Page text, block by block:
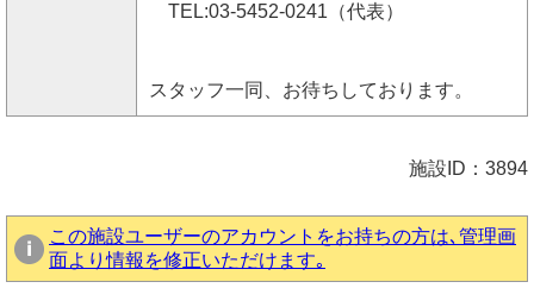
TEL:03-5452-0241（代表）
スタッフ一同、お待ちしております。
施設ID：3894
この施設ユーザーのアカウントをお持ちの方は､管理画
面より情報を修正いただけます｡